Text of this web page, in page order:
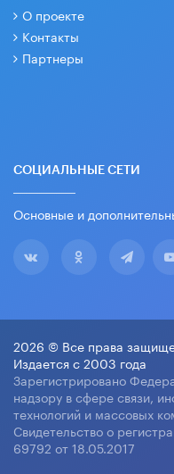
О проекте
Контакты
Партнеры
СОЦИАЛЬНЫЕ СЕТИ
Основные и
2026 © Все права
Издается с 2003 года
Зарегистрировано
надзору в сфере связи,
технологий и массовых
Свидетельство о
69792 от 18.05.2017